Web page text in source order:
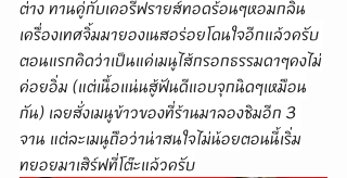
ต่าง ทานคู่กับเคอรี่ฟรายส์ทอดร้อนๆหอมกลิ่น
เครื่องเทศจิ้มมายองเนสอร่อยโดนใจอีกแล้วครับ
ตอนแรกคิดว่าเป็นแค่เมนูไส้กรอกธรรมดาๆคงไม่
ค่อยอิ่ม (แต่เนื้อแน่นสู้ฟันดีแอบจุกนิดๆเหมือน
กัน) เลยสั่งเมนูข้าวของที่ร้านมาลองชิมอีก 3
จาน แต่ละเมนูถือว่าน่าสนใจไม่น้อยตอนนี้เริ่ม
ทยอยมาเสิร์ฟที่โต๊ะแล้วครับ